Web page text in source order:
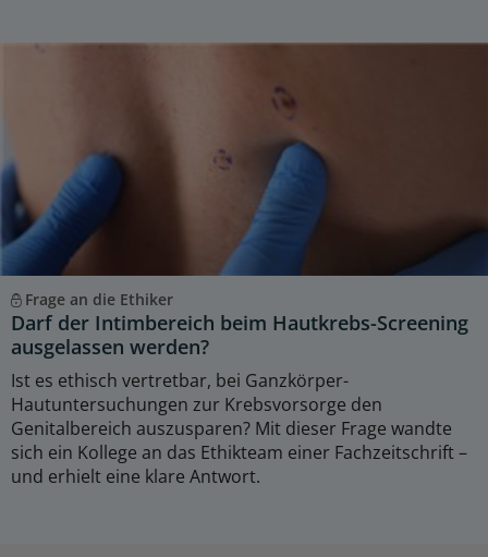
Frage an die Ethiker
Darf der Intimbereich beim Hautkrebs-Screening
ausgelassen werden?
Ist es ethisch vertretbar, bei Ganzkörper-
Hautuntersuchungen zur Krebsvorsorge den
Genitalbereich auszusparen? Mit dieser Frage wandte
sich ein Kollege an das Ethikteam einer Fachzeitschrift –
und erhielt eine klare Antwort.